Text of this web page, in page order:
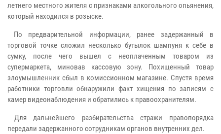
летнего местного жителя с признаками алкогольного опьянения,
который находился в розыске.
По предварительной информации, ранее задержанный в
торговой точке сложил несколько бутылок шампуня к себе в
сумку, после чего вышел с неоплаченным товаром из
супермаркета, миновав кассовую зону. Похищенный товар
злоумышленник сбыл в комиссионном магазине. Спустя время
работники торговли обнаружили факт хищения по записям с
камер видеонаблюдения и обратились к правоохранителям.
Для дальнейшего разбирательства стражи правопорядка
передали задержанного сотрудникам органов внутренних дел.